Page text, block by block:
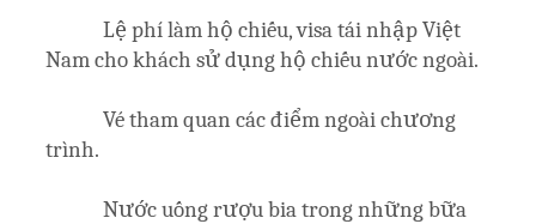
Lệ phí làm hộ chiếu, visa tái nhập Việt
Nam cho khách sử dụng hộ chiếu nước ngoài.
Vé tham quan các điểm ngoài chương
trình.
Nước uống rượu bia trong những bữa